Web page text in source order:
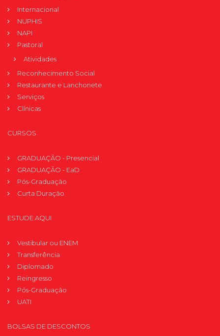
Internacional
NUPHIS
NAPI
Pastoral
Atividades
Reconhecimento Social
Restaurante e Lanchonete
Serviços
Clínicas
CURSOS
GRADUAÇÃO - Presencial
GRADUAÇÃO - EaD
Pós-Graduação
Curta Duração
ESTUDE AQUI
Vestibular ou ENEM
Transferência
Diplomado
Reingresso
Pós-Graduação
UATI
BOLSAS DE DESCONTOS